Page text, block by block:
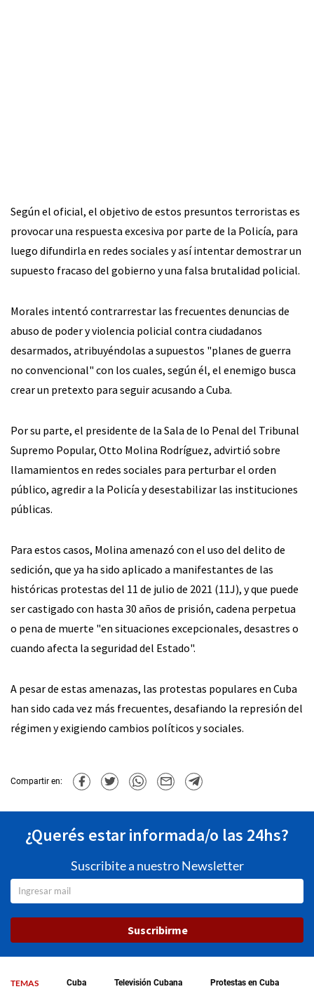
Según el oficial, el objetivo de estos presuntos terroristas es
provocar una respuesta excesiva por parte de la Policía, para
luego difundirla en redes sociales y así intentar demostrar un
supuesto fracaso del gobierno y una falsa brutalidad policial.
Morales intentó contrarrestar las frecuentes denuncias de
abuso de poder y violencia policial contra ciudadanos
desarmados, atribuyéndolas a supuestos "planes de guerra
no convencional" con los cuales, según él, el enemigo busca
crear un pretexto para seguir acusando a Cuba.
Por su parte, el presidente de la Sala de lo Penal del Tribunal
Supremo Popular, Otto Molina Rodríguez, advirtió sobre
llamamientos en redes sociales para perturbar el orden
público, agredir a la Policía y desestabilizar las instituciones
públicas.
Para estos casos, Molina amenazó con el uso del delito de
sedición, que ya ha sido aplicado a manifestantes de las
históricas protestas del 11 de julio de 2021 (11J), y que puede
ser castigado con hasta 30 años de prisión, cadena perpetua
o pena de muerte "en situaciones excepcionales, desastres o
cuando afecta la seguridad del Estado".
A pesar de estas amenazas, las protestas populares en Cuba
han sido cada vez más frecuentes, desafiando la represión del
régimen y exigiendo cambios políticos y sociales.
Compartir en:
¿Querés estar informada/o las 24hs?
Suscribite a nuestro Newsletter
Suscribirme
TEMAS Cuba Televisión Cubana Protestas en Cuba